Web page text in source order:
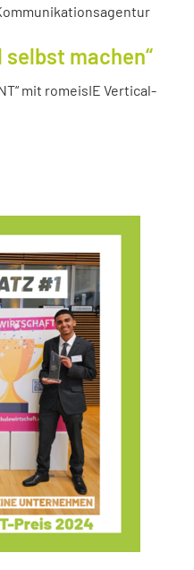
machen“
mit romeisIE Vertical-